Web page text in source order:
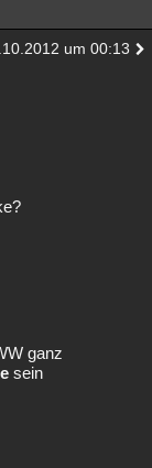
um 00:13
ganz
sein